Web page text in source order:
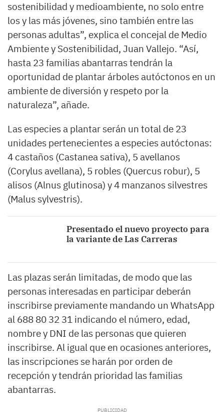
sostenibilidad y medioambiente, no solo entre
los y las más jóvenes, sino también entre las
personas adultas”, explica el concejal de Medio
Ambiente y Sostenibilidad, Juan Vallejo. “Así,
hasta 23 familias abantarras tendrán la
oportunidad de plantar árboles autóctonos en un
ambiente de diversión y respeto por la
naturaleza”, añade.
Las especies a plantar serán un total de 23
unidades pertenecientes a especies autóctonas:
4 castaños (Castanea sativa), 5 avellanos
(Corylus avellana), 5 robles (Quercus robur), 5
alisos (Alnus glutinosa) y 4 manzanos silvestres
(Malus sylvestris).
Presentado el nuevo proyecto para
la variante de Las Carreras
Las plazas serán limitadas, de modo que las
personas interesadas en participar deberán
inscribirse previamente mandando un WhatsApp
al 688 80 32 31 indicando el número, edad,
nombre y DNI de las personas que quieren
inscribirse. Al igual que en ocasiones anteriores,
las inscripciones se harán por orden de
recepción y tendrán prioridad las familias
abantarras.